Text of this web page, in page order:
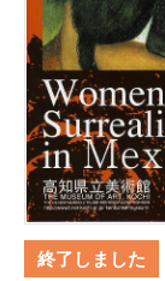
終了しました